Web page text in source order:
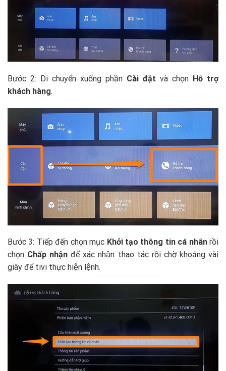
Bước 2: Di chuyển xuống phần Cài đặt và chọn Hỗ trợ
khách hàng.
Bước 3: Tiếp đến chọn mục Khởi tạo thông tin cá nhânrồi
chọn Chấp nhận để xác nhận thao tác rồi chờ khoảng vài
giây để tivi thực hiện lệnh.